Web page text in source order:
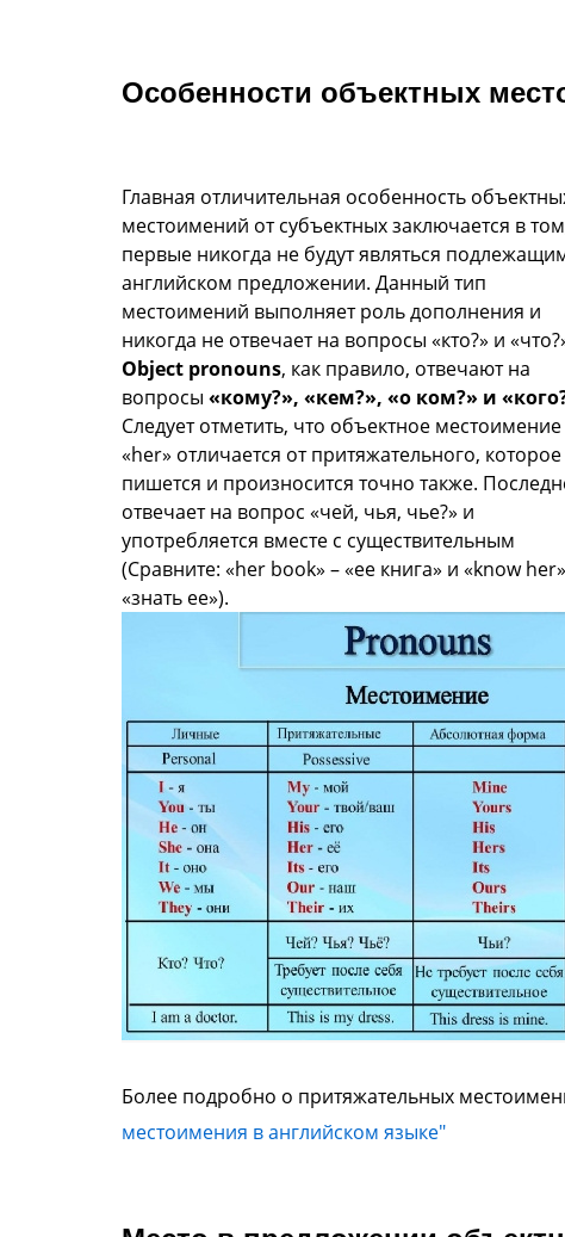
Особенности объектных
Главная отличительная особенность
местоимений от субъектных заключается в
первые никогда не будут являться
английском предложении. Данный тип
местоимений выполняет роль дополнения и
никогда не отвечает на вопросы «кто?» и
Object pronouns, как правило, отвечают на
вопросы «кому?», «кем?», «о ком?» и
Следует отметить, что объектное местоимение
«her» отличается от притяжательного, которое
пишется и произносится точно также.
отвечает на вопрос «чей, чья, чье?» и
употребляется вместе с существительным
(Сравните: «her book» – «ее книга» и «know
«знать ее»).
Более подробно о притяжательных
местоимения в английском языке"